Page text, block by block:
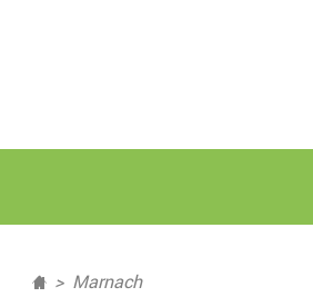
Marnach